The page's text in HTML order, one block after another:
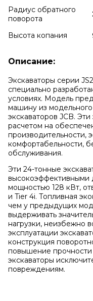
Радиус обратного
поворота
Высота копания
Описание:
Экскаваторы серии
специально
условиях. Модель
машину из
экскаваторов JCB.
расчетом на
производительности,
комфортабельности,
обслуживания.
Эти 24-тонные
высокоэффективными
мощностью 128 кВт,
и Tier 4i. Топливная
чем у предыдущих
выдерживать
нагрузки, неизбежно
эксплуатации
конструкция
повышение прочности
экскаваторы
повреждениям.